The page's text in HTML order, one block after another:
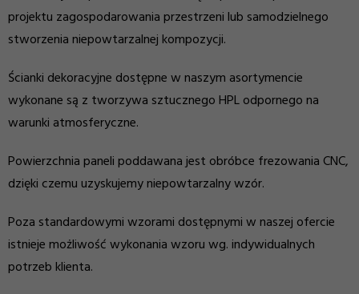
projektu zagospodarowania przestrzeni lub samodzielnego
stworzenia niepowtarzalnej kompozycji.
Ścianki dekoracyjne dostępne w naszym asortymencie
wykonane są z tworzywa sztucznego HPL odpornego na
warunki atmosferyczne.
Powierzchnia paneli poddawana jest obróbce frezowania CNC,
dzięki czemu uzyskujemy niepowtarzalny wzór.
Poza standardowymi wzorami dostępnymi w naszej ofercie
istnieje możliwość wykonania wzoru wg. indywidualnych
potrzeb klienta.